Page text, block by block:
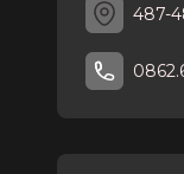
487-